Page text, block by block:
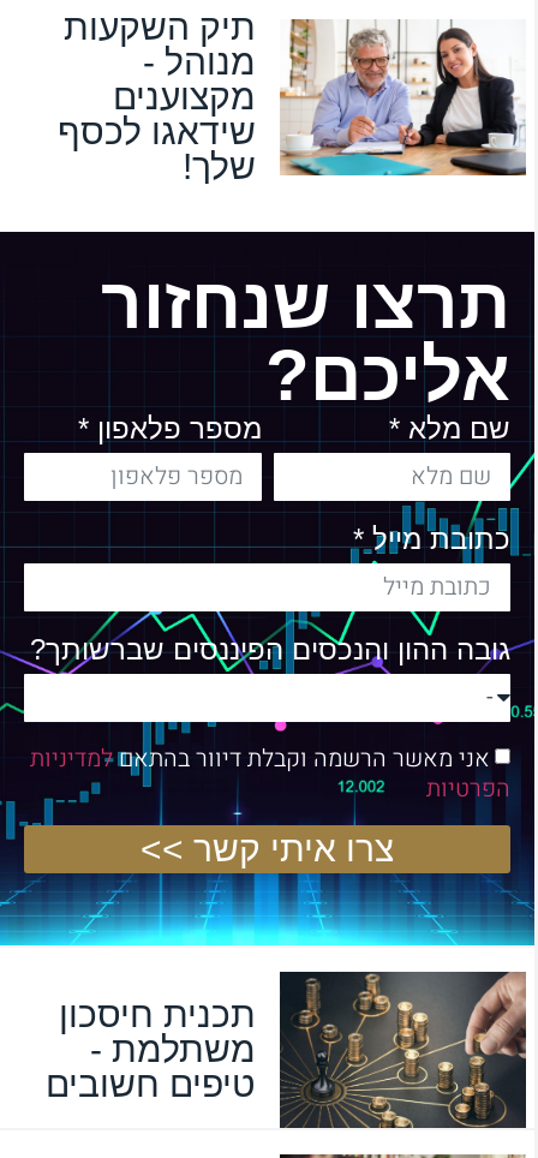
תיק השקעות
מנוהל -
מקצוענים
שידאגו לכסף
שלך!
תרצו שנחזור
אליכם?
שם מלא * מספר פלאפון *
כתובת מייל *
גובה ההון והנכסים הפיננסים שברשותך?
אני מאשר הרשמה וקבלת דיוור בהתאםלמדיניות
הפרטיות
צרו איתי קשר >>
תכנית חיסכון
משתלמת -
טיפים חשובים